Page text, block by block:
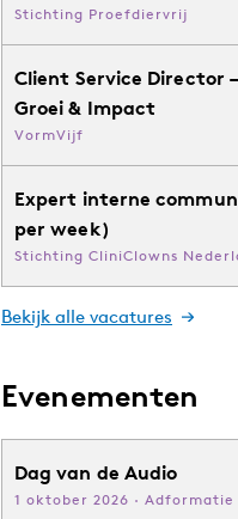
Stichting Proefdiervrij
Client Service Director
Groei & Impact
VormVijf
Expert interne
per week)
Stichting CliniClowns
Bekijk alle vacatures
Evenementen
Dag van de Audio
1 oktober 2026 · Adformatie